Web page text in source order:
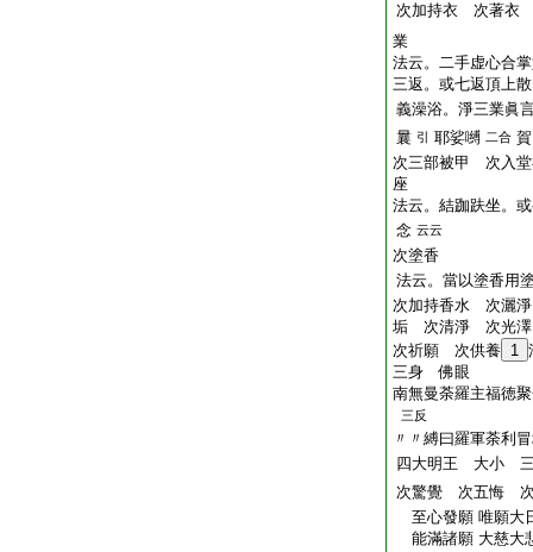
次加持衣 次著衣
業
法云。二手虚心合
三返。或七返頂上
義澡浴。淨三業眞
曩 引 耶娑嚩 二合 賀
次三部被甲 次入
座
法云。結跏趺坐。
念 云云
次塗香
法云。當以塗香用
次加持香水 次灑
垢 次清淨 次光
次祈願 次供養 1
三身 佛眼
南無曼荼羅主福徳
三反
〃〃縛曰羅軍荼利
四大明王 大小
次驚覺 次五悔
至心發願 唯願大
能滿諸願 大慈大